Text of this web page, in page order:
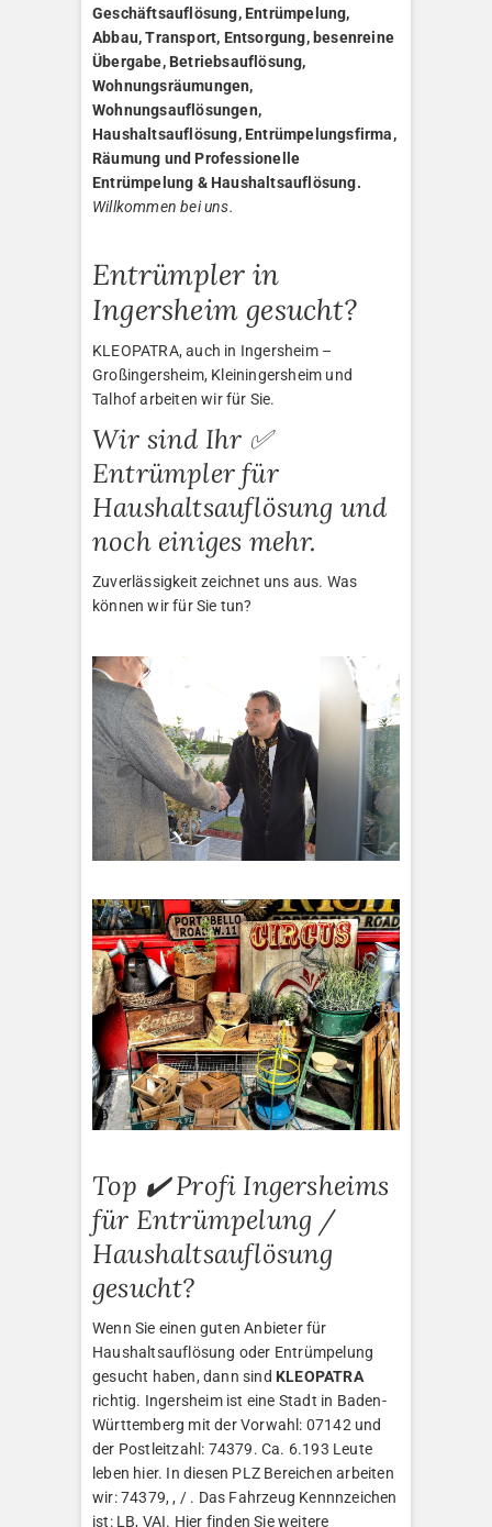
Geschäftsauflösung, Entrümpelung,
Abbau, Transport, Entsorgung, besenreine
Übergabe, Betriebsauflösung,
Wohnungsräumungen,
Wohnungsauflösungen,
Haushaltsauflösung, Entrümpelungsfirma,
Räumung und Professionelle
Entrümpelung & Haushaltsauflösung.
Willkommen bei uns.
Entrümpler in
Ingersheim gesucht?
KLEOPATRA, auch in Ingersheim –
Großingersheim, Kleiningersheim und
Talhof arbeiten wir für Sie.
Wir sind Ihr ✅
Entrümpler für
Haushaltsauflösung und
noch einiges mehr.
Zuverlässigkeit zeichnet uns aus. Was
können wir für Sie tun?
Top ✔️ Profi Ingersheims
für Entrümpelung /
Haushaltsauflösung
gesucht?
Wenn Sie einen guten Anbieter für
Haushaltsauflösung oder Entrümpelung
gesucht haben, dann sind KLEOPATRA
richtig. Ingersheim ist eine Stadt in Baden-
Württemberg mit der Vorwahl: 07142 und
der Postleitzahl: 74379. Ca. 6.193 Leute
leben hier. In diesen PLZ Bereichen arbeiten
wir: 74379, , / . Das Fahrzeug Kennnzeichen
ist: LB, VAI. Hier finden Sie weitere